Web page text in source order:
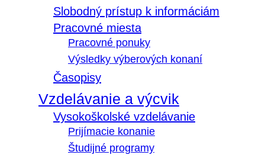
Slobodný prístup k informáciám
Pracovné miesta
Pracovné ponuky
Výsledky výberových konaní
Časopisy
Vzdelávanie a výcvik
Vysokoškolské vzdelávanie
Prijímacie konanie
Študijné programy